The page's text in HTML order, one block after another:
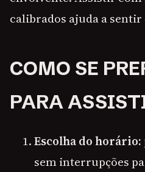
calibrados ajuda a
COMO SE
PARA
Escolha do horário:
sem interrupções